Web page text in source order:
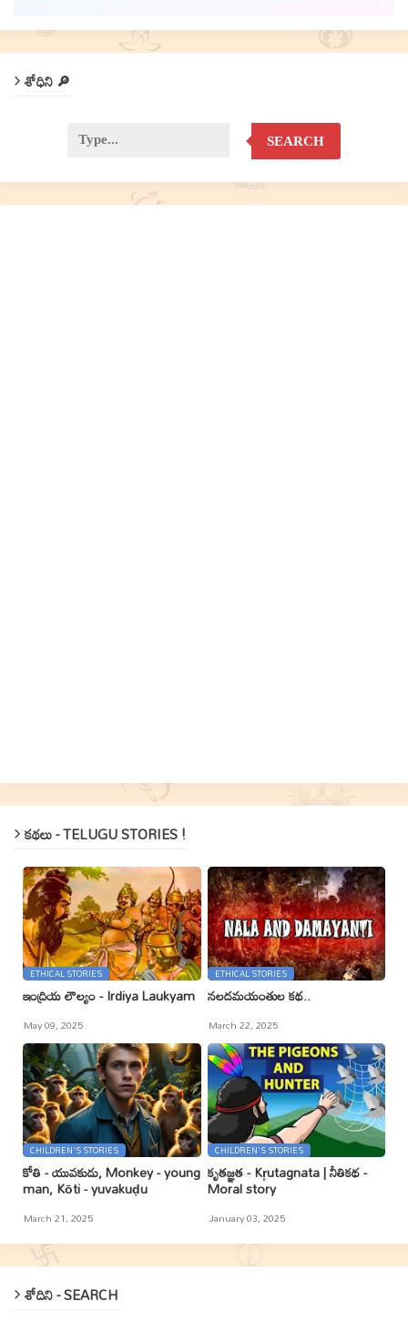
శోధిని 🔎
SEARCH
కథలు - TELUGU STORIES !
ETHICAL STORIES
ఇంద్రియ లౌల్యం - Irdiya Laukyam
May 09, 2025
ETHICAL STORIES
నలదమయంతుల కథ..
March 22, 2025
CHILDREN'S STORIES
కోతి - యువకుడు, Monkey - young
man, Kōti - yuvakuḍu
March 21, 2025
CHILDREN'S STORIES
కృతజ్ఞత - Kr̥utagnata | నీతికథ -
Moral story
January 03, 2025
శోదిని - SEARCH